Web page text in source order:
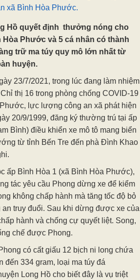
xã Bình Hòa Phước.
Hồ quyết định thưởng nóng cho
Phước và 5 cá nhân có thành
trữ ma túy quy mô lớn nhất từ
huyện.
23/7/2021, trong lúc đang làm nhiệm
thị 16 trong phòng chống COVID-19
lực lượng công an xã phát hiện
20/9/1999, đăng ký thường trú tại ấp
Bình) điều khiển xe mô tô mang biển
từ tỉnh Bến Tre đến phà Đình Khao
ấp Bình Hòa 1 (xã Bình Hòa Phước),
tác yêu cầu Phong dừng xe để kiểm
không chấp hành mà tăng tốc độ bỏ
truy đuổi. Sau khi dừng được xe của
hành và chống cự quyết liệt. Song,
chế được Phong.
có cất giấu 12 bịch ni long chứa
đến 334 gram, loại ma túy đá
Long Hồ cho biết đây là vụ triệt